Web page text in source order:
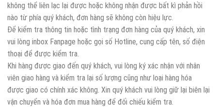
không thể liên lạc lại được hoặc không nhận được bất kì phản hồi
nào từ phía quý khách, đơn hàng sẽ không còn hiệu lực.
Để kiểm tra thông tin hoặc tình trạng đơn hàng của quý khách, xin
vui lòng inbox Fanpage hoặc gọi số Hotline, cung cấp tên, số điện
thoại để được kiểm tra.
Khi hàng được giao đến quý khách, vui lòng ký xác nhận với nhân
viên giao hàng và kiểm tra lại số lượng cũng như loại hàng hóa
được giao có chính xác không. Xin quý khách vui lòng giữ lại biên lại
vận chuyển và hóa đơn mua hàng để đối chiếu kiểm tra.